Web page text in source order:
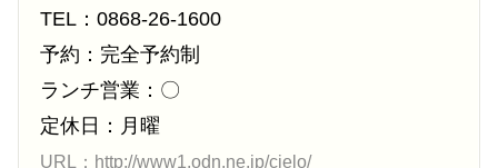
TEL：0868-26-1600
予約：完全予約制
ランチ営業：〇
定休日：月曜
URL：http://www1.odn.ne.jp/cielo/